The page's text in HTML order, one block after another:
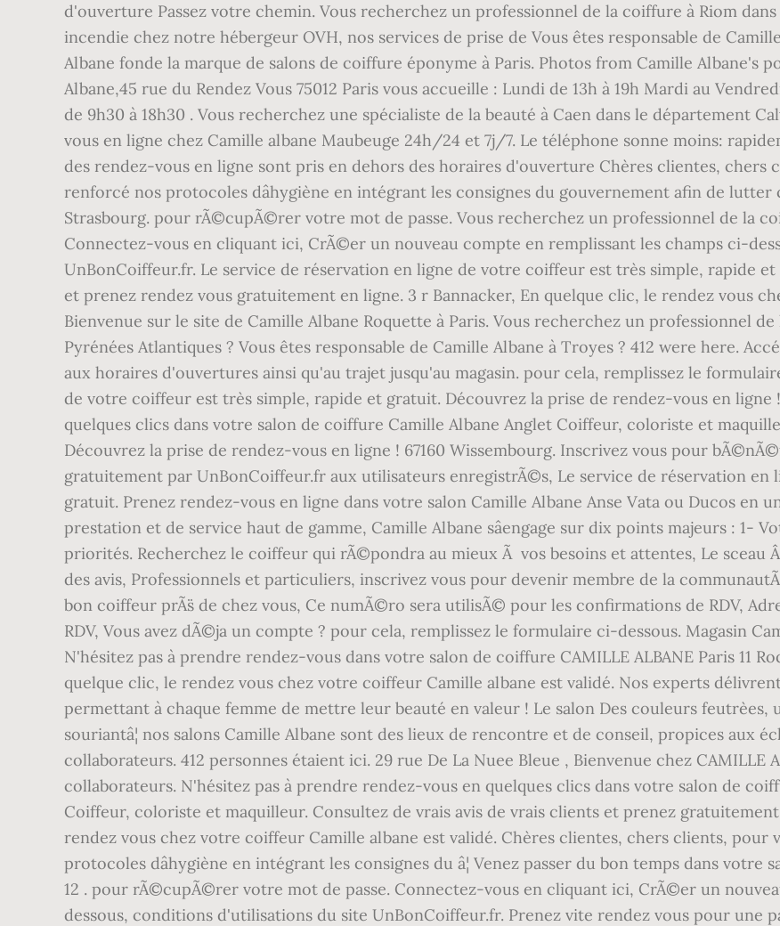
d'ouverture Passez votre chemin. Vous recherchez un professionnel de la coiffure à Riom
incendie chez notre hébergeur OVH, nos services de prise de Vous êtes responsable de
Albane fonde la marque de salons de coiffure éponyme à Paris. Photos from Camille Albane's
Albane,45 rue du Rendez Vous 75012 Paris vous accueille : Lundi de 13h à 19h Mardi au
de 9h30 à 18h30 . Vous recherchez une spécialiste de la beauté à Caen dans le département
vous en ligne chez Camille albane Maubeuge 24h/24 et 7j/7. Le téléphone sonne moins:
des rendez-vous en ligne sont pris en dehors des horaires d'ouverture Chères clientes, chers
renforcé nos protocoles dâhygiène en intégrant les consignes du gouvernement afin de lutter
Strasbourg. pour rÃ©cupÃ©rer votre mot de passe. Vous recherchez un professionnel de la
Connectez-vous en cliquant ici, CrÃ©er un nouveau compte en remplissant les champs ci-
UnBonCoiffeur.fr. Le service de réservation en ligne de votre coiffeur est très simple, rapide
et prenez rendez vous gratuitement en ligne. 3 r Bannacker, En quelque clic, le rendez vous
Bienvenue sur le site de Camille Albane Roquette à Paris. Vous recherchez un professionnel
Pyrénées Atlantiques ? Vous êtes responsable de Camille Albane à Troyes ? 412 were here.
aux horaires d'ouvertures ainsi qu'au trajet jusqu'au magasin. pour cela, remplissez le
de votre coiffeur est très simple, rapide et gratuit. Découvrez la prise de rendez-vous en ligne
quelques clics dans votre salon de coiffure Camille Albane Anglet Coiffeur, coloriste et
Découvrez la prise de rendez-vous en ligne ! 67160 Wissembourg. Inscrivez vous pour
gratuitement par UnBonCoiffeur.fr aux utilisateurs enregistrÃ©s, Le service de réservation
gratuit. Prenez rendez-vous en ligne dans votre salon Camille Albane Anse Vata ou Ducos en
prestation et de service haut de gamme, Camille Albane sâengage sur dix points majeurs :
priorités. Recherchez le coiffeur qui rÃ©pondra au mieux Ã vos besoins et attentes, Le
des avis, Professionnels et particuliers, inscrivez vous pour devenir membre de la
bon coiffeur prÃ¨s de chez vous, Ce numÃ©ro sera utilisÃ© pour les confirmations de RDV,
RDV, Vous avez dÃ©ja un compte ? pour cela, remplissez le formulaire ci-dessous. Magasin
N'hésitez pas à prendre rendez-vous dans votre salon de coiffure CAMILLE ALBANE Paris 11
quelque clic, le rendez vous chez votre coiffeur Camille albane est validé. Nos experts
permettant à chaque femme de mettre leur beauté en valeur ! Le salon Des couleurs feutrèes,
souriantâ¦ nos salons Camille Albane sont des lieux de rencontre et de conseil, propices aux
collaborateurs. 412 personnes étaient ici. 29 rue De La Nuee Bleue , Bienvenue chez CAMILLE
collaborateurs. N'hésitez pas à prendre rendez-vous en quelques clics dans votre salon de
Coiffeur, coloriste et maquilleur. Consultez de vrais avis de vrais clients et prenez
rendez vous chez votre coiffeur Camille albane est validé. Chères clientes, chers clients,
protocoles dâhygiène en intégrant les consignes du â¦ Venez passer du bon temps dans
12 . pour rÃ©cupÃ©rer votre mot de passe. Connectez-vous en cliquant ici, CrÃ©er un
dessous, conditions d'utilisations du site UnBonCoiffeur.fr. Prenez vite rendez vous pour une